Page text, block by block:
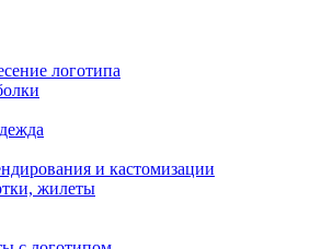
логотипа
и кастомизации
жилеты